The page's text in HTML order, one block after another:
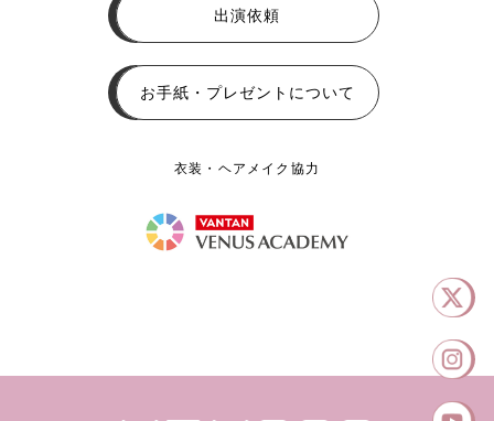
出演依頼
お手紙・プレゼントについて
衣装・ヘアメイク協力